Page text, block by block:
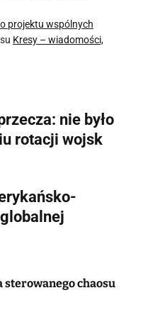
projektu wspólnych
Kresy – wiadomości,
nie było
rotacji wojsk
chaosu